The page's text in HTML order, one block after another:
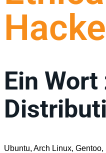
Ein
Ubuntu, Arch Linux,